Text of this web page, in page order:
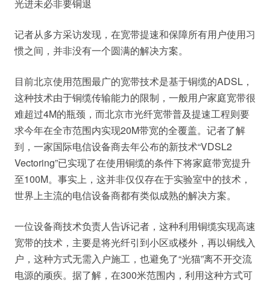
光进未必非要铜退
记者从多方采访发现，在宽带提速和保障所有用户使用习
惯之间，并非没有一个圆满的解决方案。
目前北京使用范围最广的宽带技术是基于铜缆的ADSL，
这种技术由于铜缆传输能力的限制，一般用户家庭宽带很
难超过4M的瓶颈，而北京市光纤宽带普及提速工程则要
求今年在全市范围内实现20M带宽的全覆盖。记者了解
到，一家国际电信设备商去年公布的新技术“VDSL2
Vectoring”已实现了在使用铜缆的条件下将家庭带宽提升
至100M。事实上，这并非仅仅存在于实验室中的技术，
世界上主流的电信设备商都有类似成熟的解决方案。
一位设备商技术负责人告诉记者，这种利用铜缆实现高速
宽带的技术，主要是将光纤引到小区或楼外，再以铜线入
户，这种方式无需入户施工，也避免了“光猫”离不开交流
电源的顽疾。据了解，在300米范围内，利用这种方式可